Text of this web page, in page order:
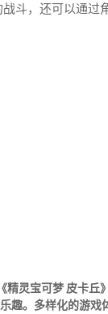
斗，还可以通
精灵宝可梦 皮卡丘
趣。 多样化的游戏